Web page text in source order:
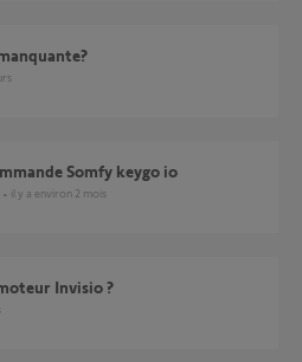
Somfy keygo io
il y a environ 2 mois
Invisio ?